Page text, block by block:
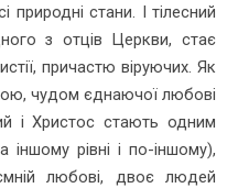
природні стани. І тілесний
з отців Церкви, стає
причастю віруючих. Як
чудом єднаючої любові
і Христос стають одним
рівні і по-іншому),
любові, двоє людей